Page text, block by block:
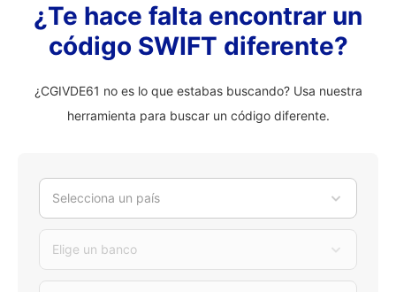
¿Te hace falta encontrar un
código SWIFT diferente?
¿CGIVDE61 no es lo que estabas buscando? Usa nuestra
herramienta para buscar un código diferente.
Selecciona un país
Elige un banco